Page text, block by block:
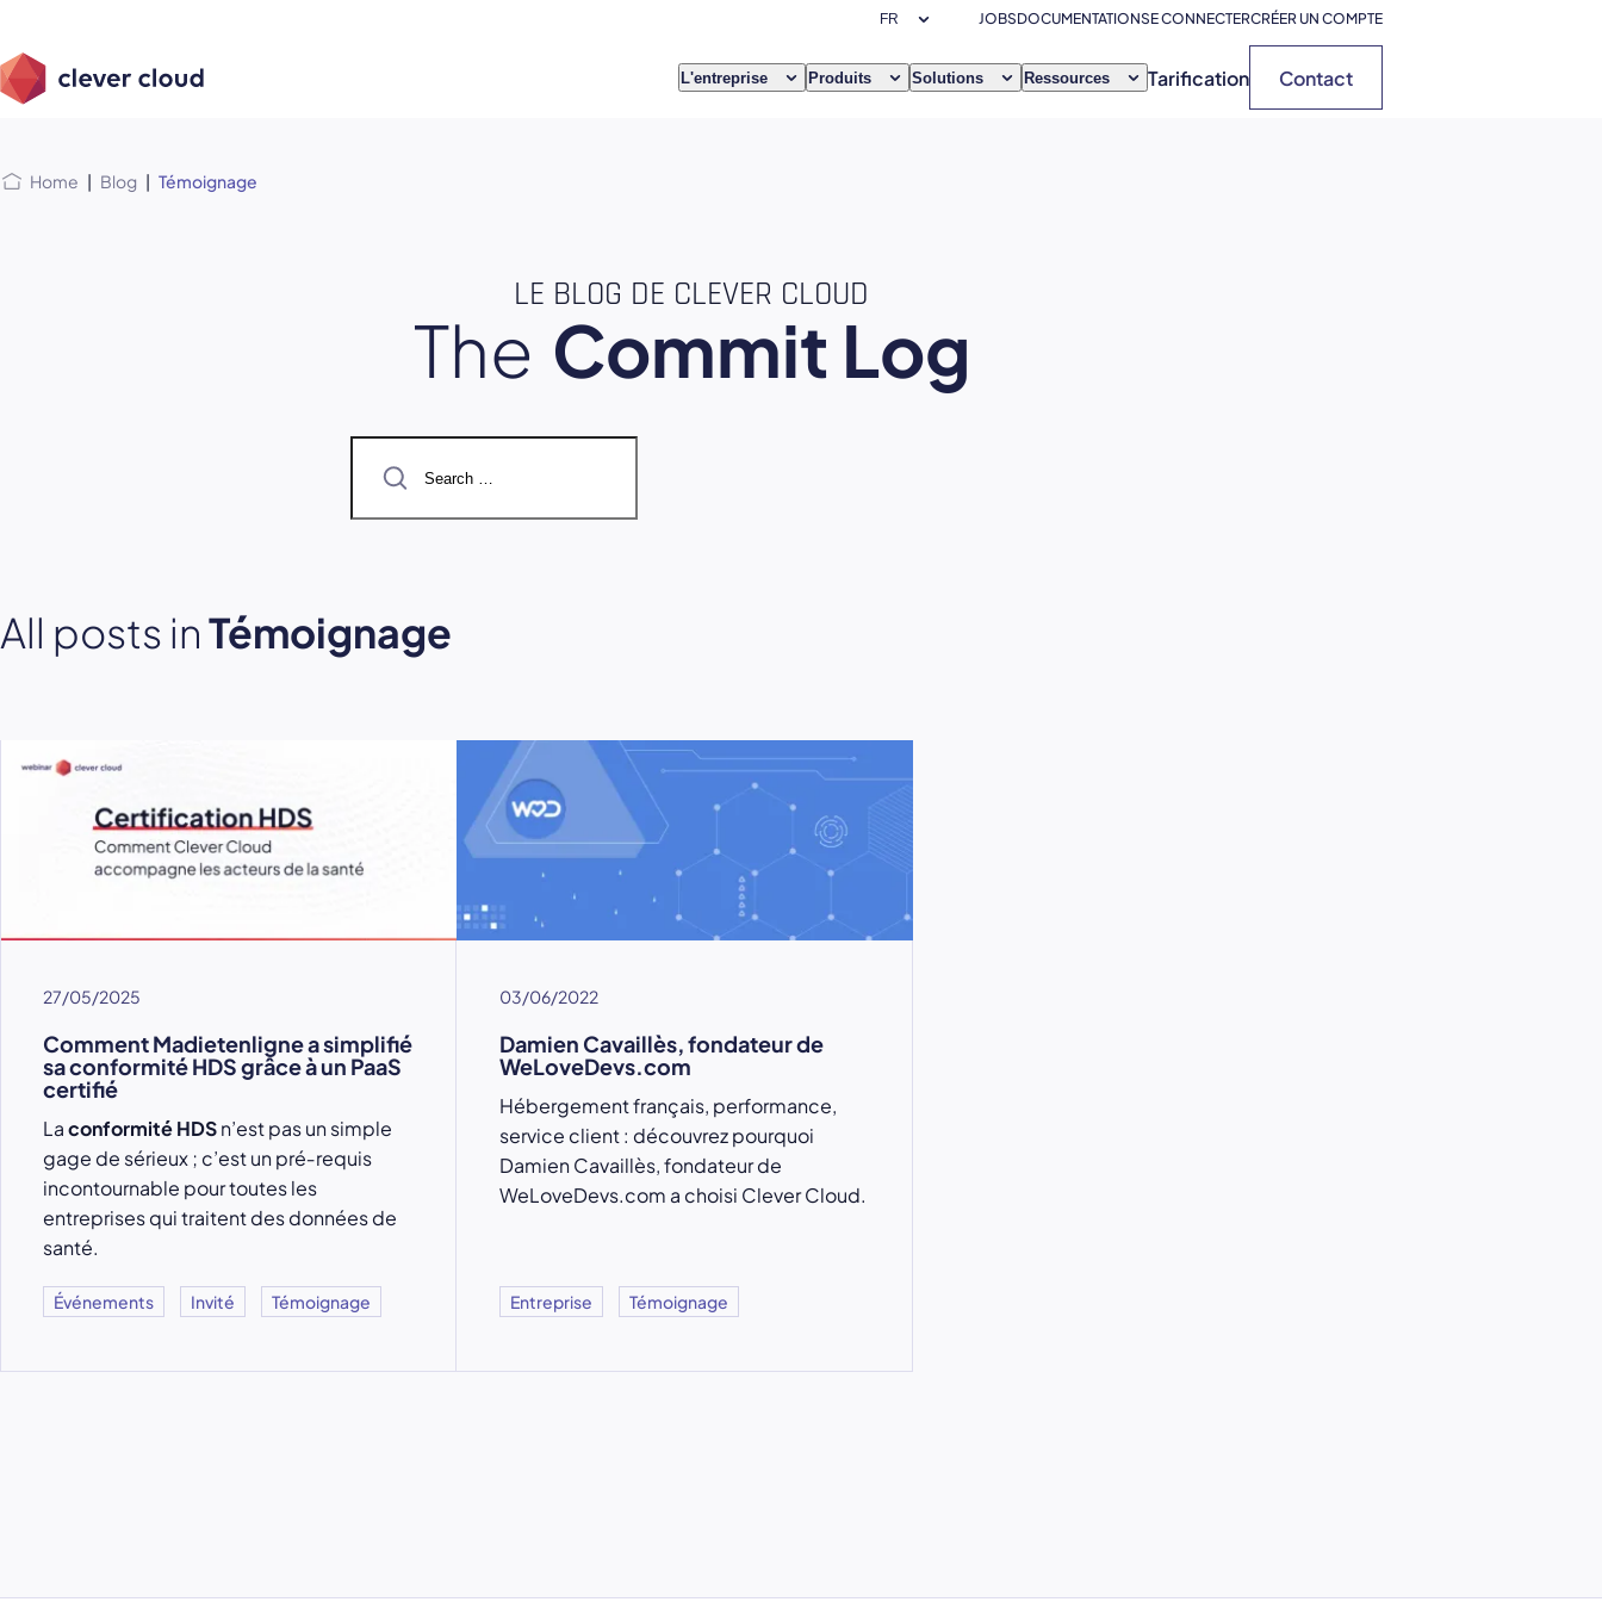
menu
JOBSDOCUMENTATIONSE CONNECTERCRÉER UN COMPTE
L'entreprise Produits Solutions Ressources Tarification Contact
Home | Blog | Témoignage
LE BLOG DE CLEVER CLOUD
The Commit Log
for:
All posts inTémoignage
27/05/2025
Comment Madietenligne a simplifié
sa conformité HDS grâce à un PaaS
certifié
Laconformité HDSn’est pas un simple
gage de sérieux ; c’est un pré‑requis
incontournable pour toutes les
entreprises qui traitent des données de
santé.
Événements Invité Témoignage
03/06/2022
Damien Cavaillès, fondateur de
WeLoveDevs.com
Hébergement français, performance,
service client : découvrez pourquoi
Damien Cavaillès, fondateur de
WeLoveDevs.com a choisi Clever Cloud.
Entreprise Témoignage